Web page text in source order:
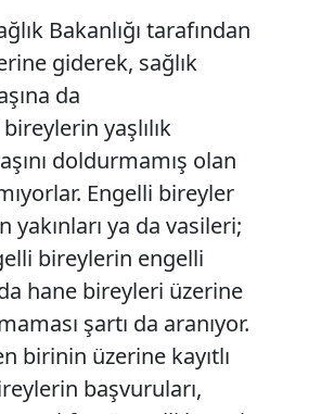
Bakanlığı tarafından
giderek, sağlık
da
yaşlılık
doldurmamış olan
Engelli bireyler
yakınları ya da vasileri;
bireylerin engelli
hane bireyleri üzerine
şartı da aranıyor.
birinin üzerine kayıtlı
başvuruları,